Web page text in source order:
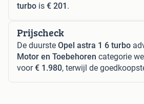
turbo is € 201 .
Prijscheck
De duurste Opel astra 1 6 turbo
Motor en Toebehoren categorie
voor€ 1.980, terwijl de